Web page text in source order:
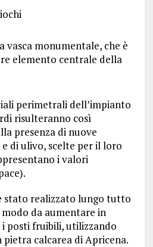
vasca monumentale, che è
elemento centrale della
perimetrali dell’impianto
risulteranno così
presenza di nuove
di ulivo, scelte per il loro
i valori
stato realizzato lungo tutto
da aumentare in
posti fruibili, utilizzando
calcarea di Apricena.